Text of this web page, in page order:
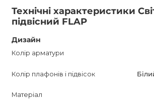
приміщень. Він оснащений цоколем
використовувати різні типи ламп з
10 Вт.
інтер'єру витонченість і сучасність,
використовувати його в гостьовій,
Технічні характеристики
підвісний FLAP
Дизайн
Колір арматури
Колір плафонів і підвісок
Матеріал